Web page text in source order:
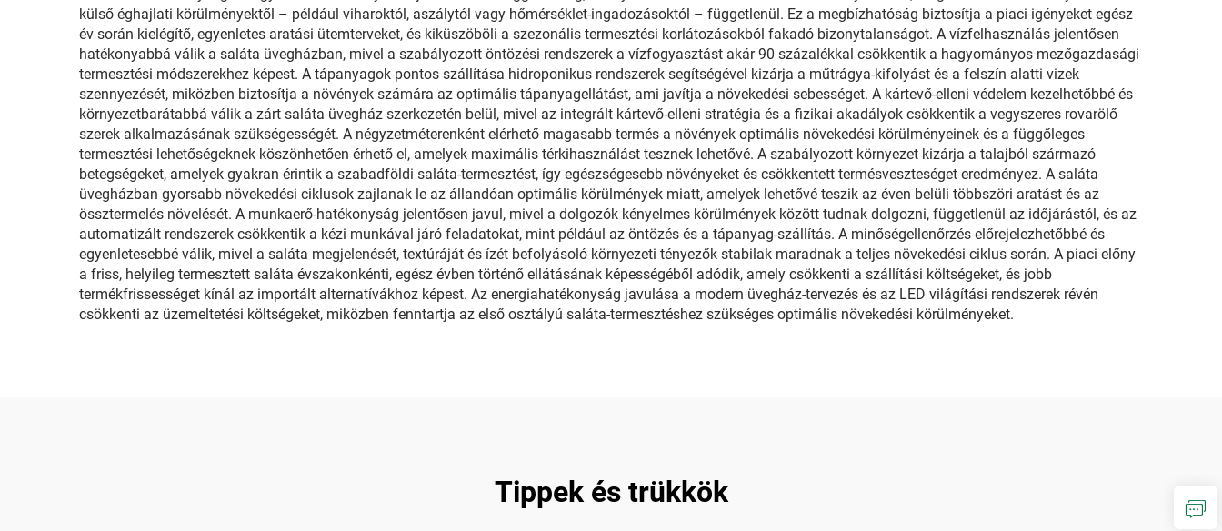
külső éghajlati körülményektől – például viharoktól, aszálytól vagy hőmérséklet-ingadozásoktól – függetlenül. Ez a megbízhatóság biztosítja a piaci igényeket egész
év során kielégítő, egyenletes aratási ütemterveket, és kiküszöböli a szezonális termesztési korlátozásokból fakadó bizonytalanságot. A vízfelhasználás jelentősen
hatékonyabbá válik a saláta üvegházban, mivel a szabályozott öntözési rendszerek a vízfogyasztást akár 90 százalékkal csökkentik a hagyományos mezőgazdasági
termesztési módszerekhez képest. A tápanyagok pontos szállítása hidroponikus rendszerek segítségével kizárja a műtrágya-kifolyást és a felszín alatti vizek
szennyezését, miközben biztosítja a növények számára az optimális tápanyagellátást, ami javítja a növekedési sebességet. A kártevő-elleni védelem kezelhetőbbé és
környezetbarátabbá válik a zárt saláta üvegház szerkezetén belül, mivel az integrált kártevő-elleni stratégia és a fizikai akadályok csökkentik a vegyszeres rovarölő
szerek alkalmazásának szükségességét. A négyzetméterenként elérhető magasabb termés a növények optimális növekedési körülményeinek és a függőleges
termesztési lehetőségeknek köszönhetően érhető el, amelyek maximális térkihasználást tesznek lehetővé. A szabályozott környezet kizárja a talajból származó
betegségeket, amelyek gyakran érintik a szabadföldi saláta-termesztést, így egészségesebb növényeket és csökkentett termésveszteséget eredményez. A saláta
üvegházban gyorsabb növekedési ciklusok zajlanak le az állandóan optimális körülmények miatt, amelyek lehetővé teszik az éven belüli többszöri aratást és az
össztermelés növelését. A munkaerő-hatékonyság jelentősen javul, mivel a dolgozók kényelmes körülmények között tudnak dolgozni, függetlenül az időjárástól, és az
automatizált rendszerek csökkentik a kézi munkával járó feladatokat, mint például az öntözés és a tápanyag-szállítás. A minőségellenőrzés előrejelezhetőbbé és
egyenletesebbé válik, mivel a saláta megjelenését, textúráját és ízét befolyásoló környezeti tényezők stabilak maradnak a teljes növekedési ciklus során. A piaci előny
a friss, helyileg termesztett saláta évszakonkénti, egész évben történő ellátásának képességéből adódik, amely csökkenti a szállítási költségeket, és jobb
termékfrissességet kínál az importált alternatívákhoz képest. Az energiahatékonyság javulása a modern üvegház-tervezés és az LED világítási rendszerek révén
csökkenti az üzemeltetési költségeket, miközben fenntartja az első osztályú saláta-termesztéshez szükséges optimális növekedési körülményeket.
Tippek és trükkök